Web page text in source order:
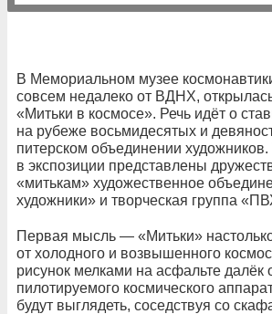
В Мемориальном музее
совсем недалеко от ВДНХ,
«Митьки в космосе». Речь идёт о
на рубеже восьмидесятых и
питерском объединении
в экспозиции представлены
«митькам» художественное
художники» и творческая группа
Первая мысль — «Митьки»
от холодного и возвышенного
рисунок мелками на асфальте далёк
пилотируемого космического
будут выглядеть, соседствуя со